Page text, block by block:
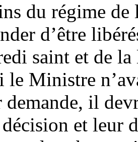
du régime
d’être
saint et de
le Ministre
demande, il
décision et leur